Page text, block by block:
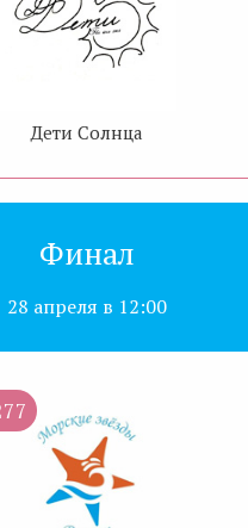
Дети Солнца
Финал
28 апреля в 12:00